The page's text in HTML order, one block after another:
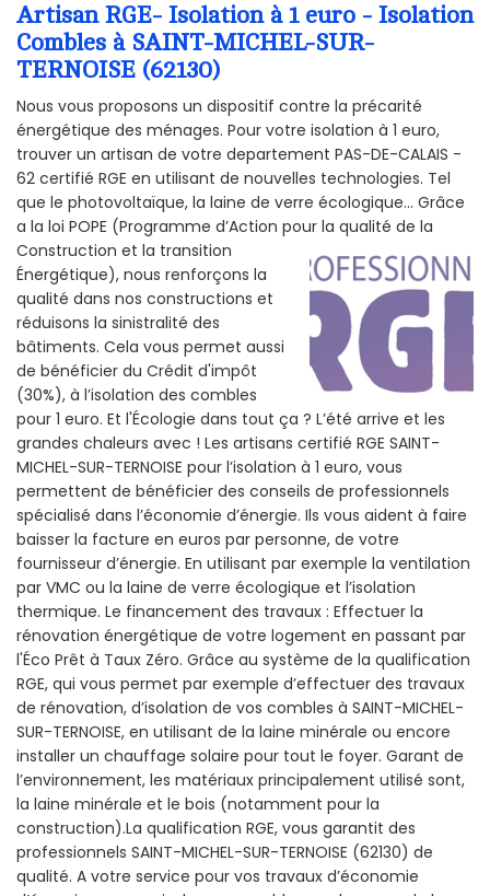
Artisan RGE- Isolation à 1 euro - Isolation
Combles à SAINT-MICHEL-SUR-
TERNOISE (62130)
Nous vous proposons un dispositif contre la précarité
énergétique des ménages. Pour votre isolation à 1 euro,
trouver un artisan de votre departement PAS-DE-CALAIS -
62 certifié RGE en utilisant de nouvelles technologies. Tel
que le photovoltaïque, la laine de verre écologique... Grâce
a la loi POPE (Programme d’Action pour la qualité de la
Construction et la transition
Énergétique), nous renforçons la
qualité dans nos constructions et
réduisons la sinistralité des
bâtiments. Cela vous permet aussi
de bénéficier du Crédit d'impôt
(30%), à l’isolation des combles
pour 1 euro. Et l'Écologie dans tout ça ? L’été arrive et les
grandes chaleurs avec ! Les artisans certifié RGE SAINT-
MICHEL-SUR-TERNOISE pour l’isolation à 1 euro, vous
permettent de bénéficier des conseils de professionnels
spécialisé dans l’économie d’énergie. Ils vous aident à faire
baisser la facture en euros par personne, de votre
fournisseur d’énergie. En utilisant par exemple la ventilation
par VMC ou la laine de verre écologique et l’isolation
thermique. Le financement des travaux : Effectuer la
rénovation énergétique de votre logement en passant par
l'Éco Prêt à Taux Zéro. Grâce au système de la qualification
RGE, qui vous permet par exemple d’effectuer des travaux
de rénovation, d’isolation de vos combles à SAINT-MICHEL-
SUR-TERNOISE, en utilisant de la laine minérale ou encore
installer un chauffage solaire pour tout le foyer. Garant de
l’environnement, les matériaux principalement utilisé sont,
la laine minérale et le bois (notamment pour la
construction).La qualification RGE, vous garantit des
professionnels SAINT-MICHEL-SUR-TERNOISE (62130) de
qualité. A votre service pour vos travaux d’économie